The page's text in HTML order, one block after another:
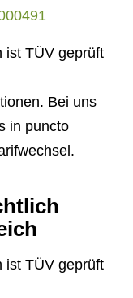
ist TÜV geprüft
Bei uns
in puncto
ist TÜV geprüft